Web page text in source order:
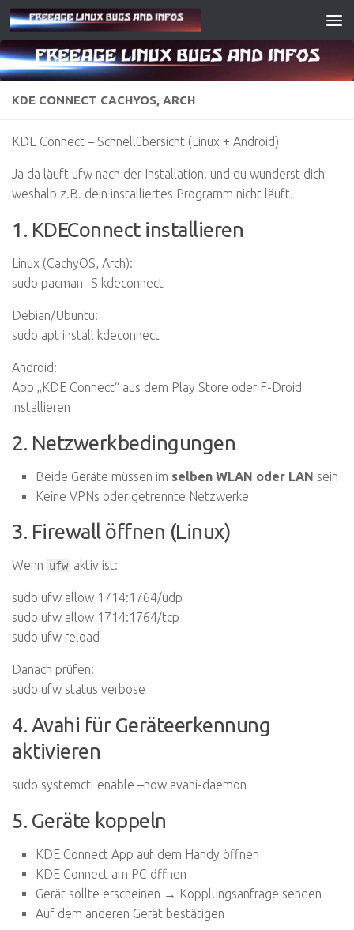
Zum Inhalt springen
KDE CONNECT CACHYOS, ARCH
KDE Connect – Schnellübersicht (Linux + Android)
Ja da läuft ufw nach der Installation. und du wunderst dich
weshalb z.B. dein installiertes Programm nicht läuft.
1. KDEConnect installieren
Linux (CachyOS, Arch):
sudo pacman -S kdeconnect
Debian/Ubuntu:
sudo apt install kdeconnect
Android:
App „KDE Connect“ aus dem Play Store oder F-Droid
installieren
2. Netzwerkbedingungen
Beide Geräte müssen im selben WLAN oder LAN sein
Keine VPNs oder getrennte Netzwerke
3. Firewall öffnen (Linux)
Wenn ufw aktiv ist:
sudo ufw allow 1714:1764/udp
sudo ufw allow 1714:1764/tcp
sudo ufw reload
Danach prüfen:
sudo ufw status verbose
4. Avahi für Geräteerkennung
aktivieren
sudo systemctl enable –now avahi-daemon
5. Geräte koppeln
KDE Connect App auf dem Handy öffnen
KDE Connect am PC öffnen
Gerät sollte erscheinen → Kopplungsanfrage senden
Auf dem anderen Gerät bestätigen